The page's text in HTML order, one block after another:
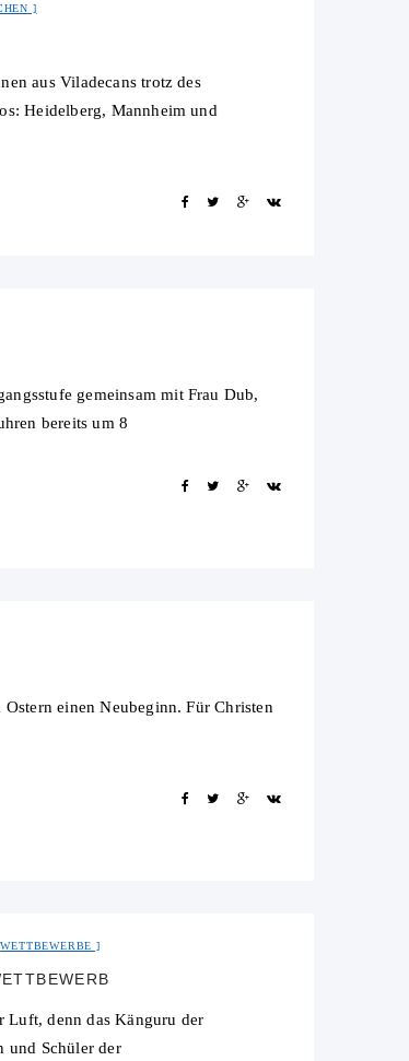
aus Viladecans trotz des
Heidelberg, Mannheim und
gemeinsam mit Frau Dub,
bereits um 8
einen Neubeginn. Für Christen
WETTBEWERBE
Luft, denn das Känguru der
und Schüler der